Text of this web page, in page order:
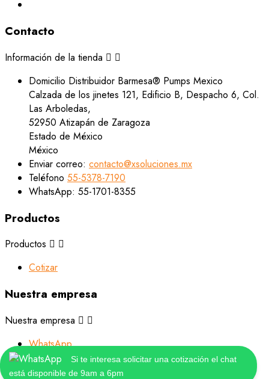
Si te interesa solicitar una cotización el chat
está disponible de 9am a 6pm
Contacto
Información de la tienda  
Domicilio Distribuidor Barmesa® Pumps Mexico
Calzada de los jinetes 121, Edificio B, Despacho 6, Col.
Las Arboledas,
52950 Atizapán de Zaragoza
Estado de México
México
Enviar correo: contacto@xsoluciones.mx
Teléfono 55-5378-7190
WhatsApp: 55-1701-8355
Productos
Productos  
Cotizar
Nuestra empresa
Nuestra empresa  
WhatsApp
Tiendas